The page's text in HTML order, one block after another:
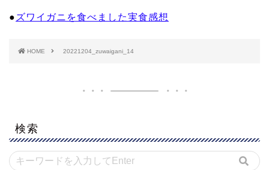
● ズワイガニを食べました実食感想
HOME 20221204_zuwaigani_14
検索